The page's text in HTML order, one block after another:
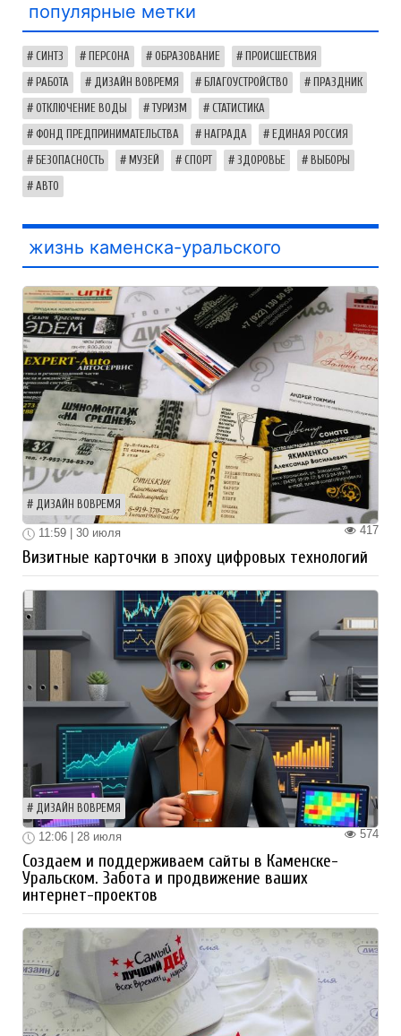
популярные метки
СИНТЗ ПЕРСОНА ОБРАЗОВАНИЕ ПРОИСШЕСТВИЯ
РАБОТА ДИЗАЙН ВОВРЕМЯ БЛАГОУСТРОЙСТВО ПРАЗДНИК
ОТКЛЮЧЕНИЕ ВОДЫ ТУРИЗМ СТАТИСТИКА
ФОНД ПРЕДПРИНИМАТЕЛЬСТВА НАГРАДА ЕДИНАЯ РОССИЯ
БЕЗОПАСНОСТЬ МУЗЕЙ СПОРТ ЗДОРОВЬЕ ВЫБОРЫ
АВТО
жизнь каменска-уральского
ДИЗАЙН ВОВРЕМЯ
417
11:59 | 30 июля
Визитные карточки в эпоху цифровых технологий
ДИЗАЙН ВОВРЕМЯ
574
12:06 | 28 июля
Создаем и поддерживаем сайты в Каменске-
Уральском. Забота и продвижение ваших
интернет-проектов